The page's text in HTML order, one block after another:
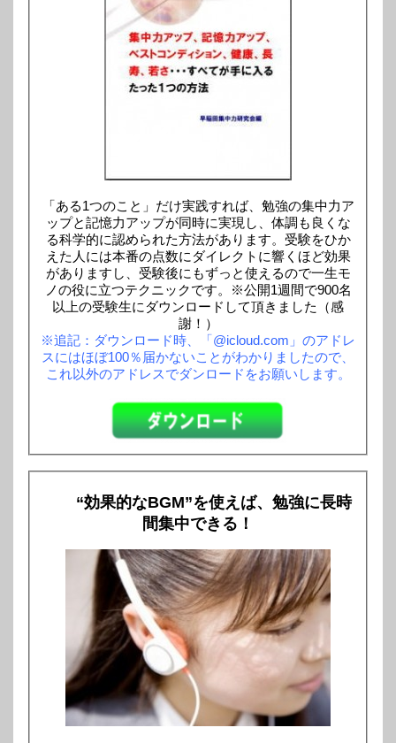
「ある1つのこと」だけ実践すれば、勉強の集中力ア
ップと記憶力アップが同時に実現し、体調も良くな
る科学的に認められた方法があります。受験をひか
えた人には本番の点数にダイレクトに響くほど効果
がありますし、受験後にもずっと使えるので一生モ
ノの役に立つテクニックです。※公開1週間で900名
以上の受験生にダウンロードして頂きました（感
謝！）
※追記：ダウンロード時、「@icloud.com」のアドレ
スにはほぼ100％届かないことがわかりましたので、
これ以外のアドレスでダンロードをお願いします。
“効果的なBGM”を使えば、勉強に長時
間集中できる！